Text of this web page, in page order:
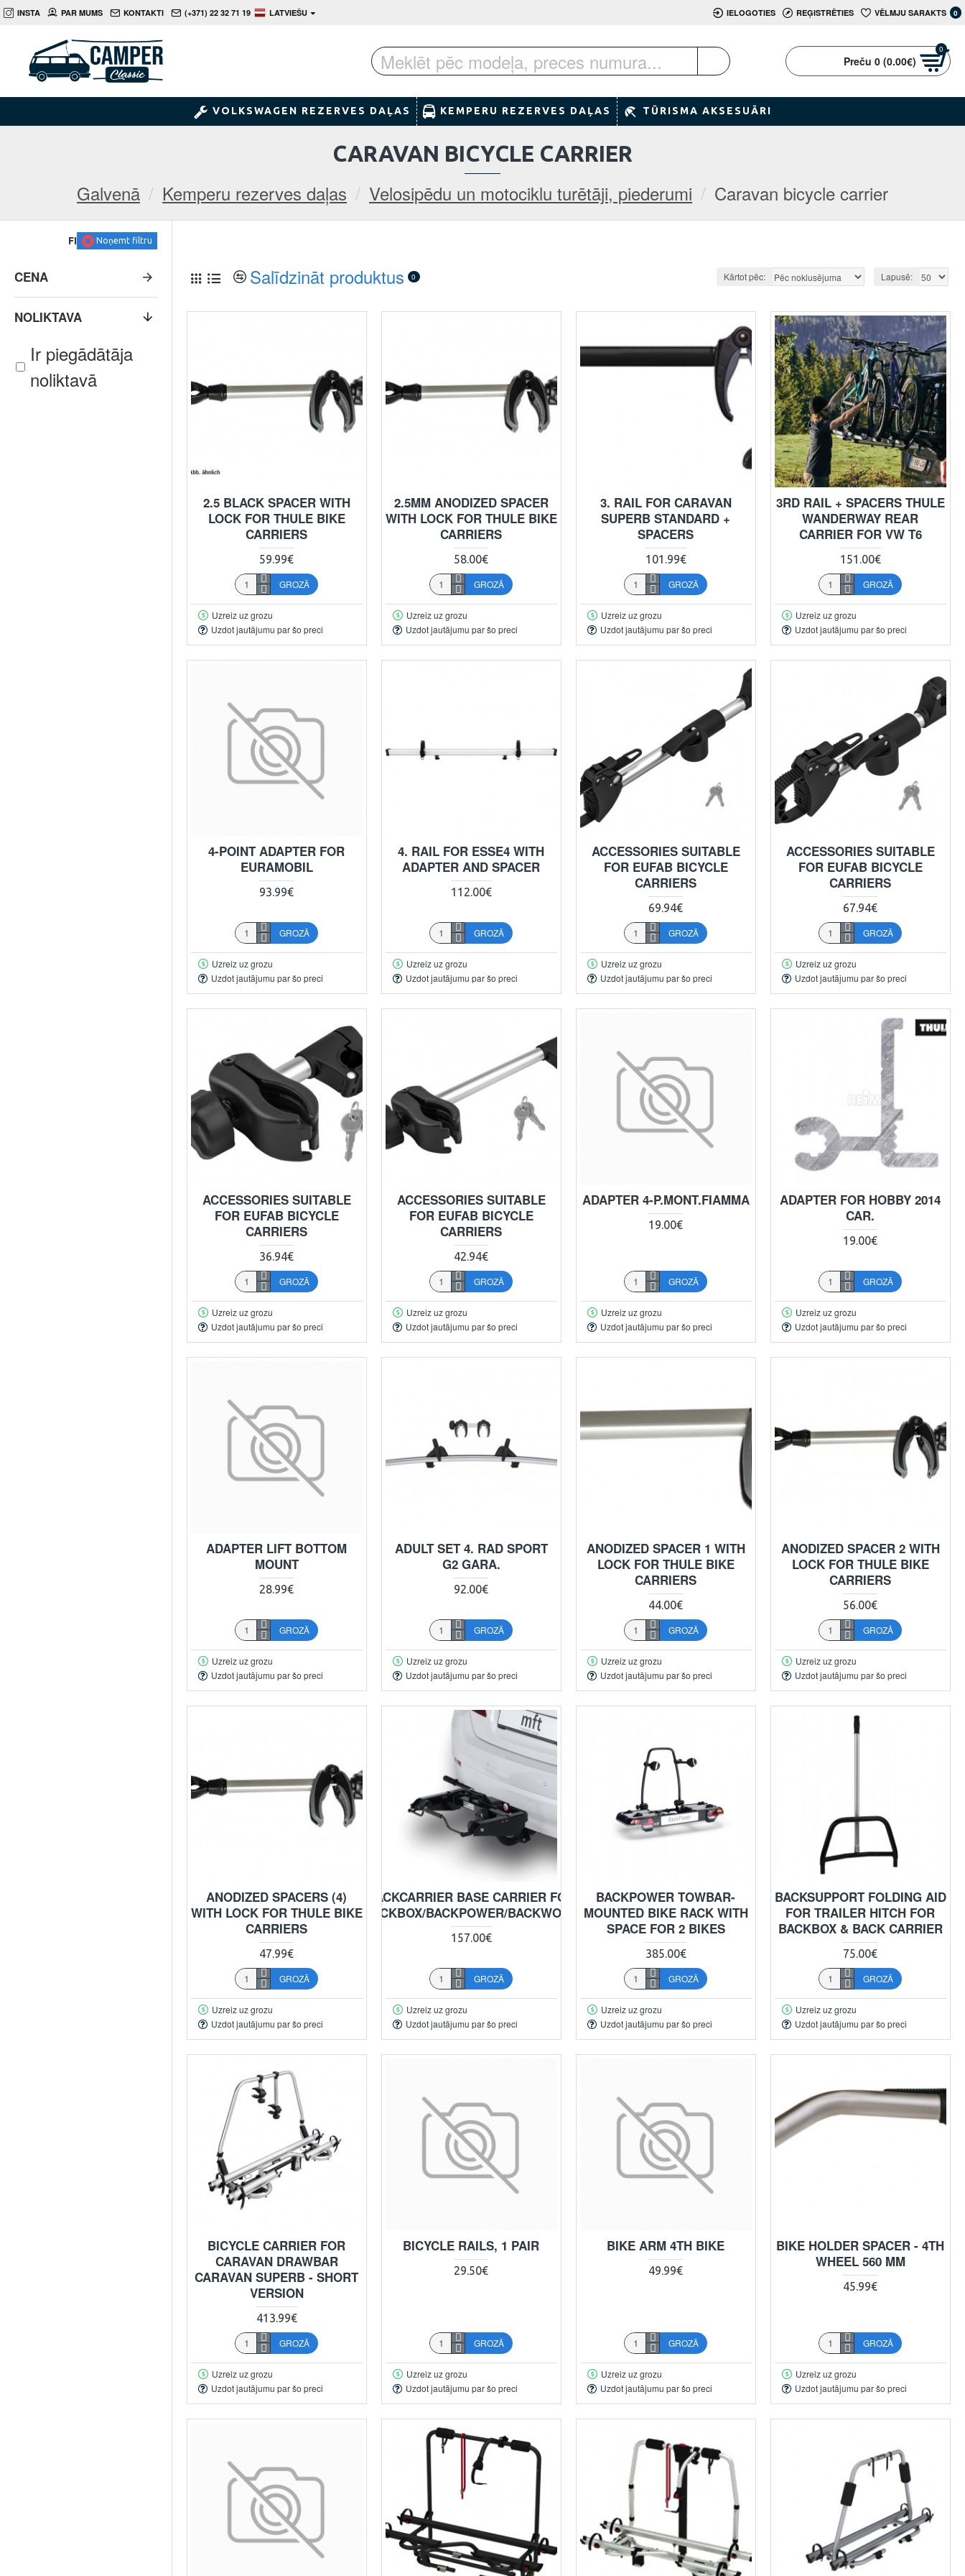
INSTA PAR MUMS KONTAKTI (+371) 22 32 71 19 LATVIEŠU IELOGOTIES REĢISTRĒTIES VĒLMJU SARAKTS 0
Preču 0 (0.00€)
0
VOLKSWAGEN REZERVES DAĻAS KEMPERU REZERVES DAĻAS TŪRISMA AKSESUĀRI
Galvenā Kemperu rezerves daļas Velosipēdu un motociklu turētāji, piederumi Caravan bicycle carrier
CARAVAN BICYCLE CARRIER
FILTRSNoņemt filtru
CENA
NOLIKTAVA
Ir piegādātāja
noliktavā
Salīdzināt produktus 0 Kārtot pēc: Lapusē:
2.5 BLACK SPACER WITH
LOCK FOR THULE BIKE
CARRIERS
59.99€
GROZĀ
Uzreiz uz grozu
Uzdot jautājumu par šo preci
2.5MM ANODIZED SPACER
WITH LOCK FOR THULE BIKE
CARRIERS
58.00€
GROZĀ
Uzreiz uz grozu
Uzdot jautājumu par šo preci
3. RAIL FOR CARAVAN
SUPERB STANDARD +
SPACERS
101.99€
GROZĀ
Uzreiz uz grozu
Uzdot jautājumu par šo preci
3RD RAIL + SPACERS THULE
WANDERWAY REAR
CARRIER FOR VW T6
151.00€
GROZĀ
Uzreiz uz grozu
Uzdot jautājumu par šo preci
4-POINT ADAPTER FOR
EURAMOBIL
93.99€
GROZĀ
Uzreiz uz grozu
Uzdot jautājumu par šo preci
4. RAIL FOR ESSE4 WITH
ADAPTER AND SPACER
112.00€
GROZĀ
Uzreiz uz grozu
Uzdot jautājumu par šo preci
ACCESSORIES SUITABLE
FOR EUFAB BICYCLE
CARRIERS
69.94€
GROZĀ
Uzreiz uz grozu
Uzdot jautājumu par šo preci
ACCESSORIES SUITABLE
FOR EUFAB BICYCLE
CARRIERS
67.94€
GROZĀ
Uzreiz uz grozu
Uzdot jautājumu par šo preci
ACCESSORIES SUITABLE
FOR EUFAB BICYCLE
CARRIERS
36.94€
GROZĀ
Uzreiz uz grozu
Uzdot jautājumu par šo preci
ACCESSORIES SUITABLE
FOR EUFAB BICYCLE
CARRIERS
42.94€
GROZĀ
Uzreiz uz grozu
Uzdot jautājumu par šo preci
ADAPTER 4-P.MONT.FIAMMA
19.00€
GROZĀ
Uzreiz uz grozu
Uzdot jautājumu par šo preci
ADAPTER FOR HOBBY 2014
CAR.
19.00€
GROZĀ
Uzreiz uz grozu
Uzdot jautājumu par šo preci
ADAPTER LIFT BOTTOM
MOUNT
28.99€
GROZĀ
Uzreiz uz grozu
Uzdot jautājumu par šo preci
ADULT SET 4. RAD SPORT
G2 GARA.
92.00€
GROZĀ
Uzreiz uz grozu
Uzdot jautājumu par šo preci
ANODIZED SPACER 1 WITH
LOCK FOR THULE BIKE
CARRIERS
44.00€
GROZĀ
Uzreiz uz grozu
Uzdot jautājumu par šo preci
ANODIZED SPACER 2 WITH
LOCK FOR THULE BIKE
CARRIERS
56.00€
GROZĀ
Uzreiz uz grozu
Uzdot jautājumu par šo preci
ANODIZED SPACERS (4)
WITH LOCK FOR THULE BIKE
CARRIERS
47.99€
GROZĀ
Uzreiz uz grozu
Uzdot jautājumu par šo preci
BACKCARRIER BASE CARRIER FOR
BACKBOX/BACKPOWER/BACKWORK
157.00€
GROZĀ
Uzreiz uz grozu
Uzdot jautājumu par šo preci
BACKPOWER TOWBAR-
MOUNTED BIKE RACK WITH
SPACE FOR 2 BIKES
385.00€
GROZĀ
Uzreiz uz grozu
Uzdot jautājumu par šo preci
BACKSUPPORT FOLDING AID
FOR TRAILER HITCH FOR
BACKBOX & BACK CARRIER
75.00€
GROZĀ
Uzreiz uz grozu
Uzdot jautājumu par šo preci
BICYCLE CARRIER FOR
CARAVAN DRAWBAR
CARAVAN SUPERB - SHORT
VERSION
413.99€
GROZĀ
Uzreiz uz grozu
Uzdot jautājumu par šo preci
BICYCLE RAILS, 1 PAIR
29.50€
GROZĀ
Uzreiz uz grozu
Uzdot jautājumu par šo preci
BIKE ARM 4TH BIKE
49.99€
GROZĀ
Uzreiz uz grozu
Uzdot jautājumu par šo preci
BIKE HOLDER SPACER - 4TH
WHEEL 560 MM
45.99€
GROZĀ
Uzreiz uz grozu
Uzdot jautājumu par šo preci